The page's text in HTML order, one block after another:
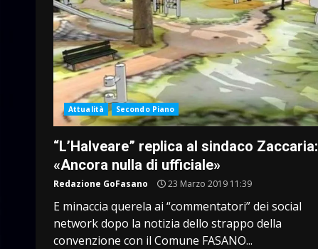
Attualità Secondo Piano
“L’Halveare” replica al sindaco Zaccaria:
«Ancora nulla di ufficiale»
Redazione GoFasano 23 Marzo 2019 11:39
E minaccia querela ai “commentatori” dei social
network dopo la notizia dello strappo della
convenzione con il Comune FASANO...